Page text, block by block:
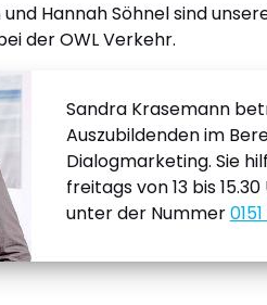
Hannah Söhnel sind
der OWL Verkehr.
Sandra Krasemann
Auszubildenden im
Dialogmarketing. Sie
freitags von 13 bis
unter der Nummer